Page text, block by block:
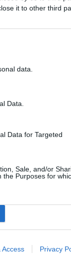
it to other third
data.
Data.
Data for Targeted
Sale, and/or
the Purposes for
Access Privacy
–